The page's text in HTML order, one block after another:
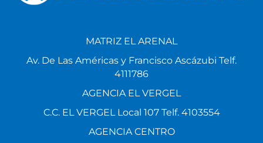
MATRIZ EL ARENAL
Av. De Las Américas y Francisco Ascázubi Telf.
4111786
AGENCIA EL VERGEL
C.C. EL VERGEL Local 107 Telf. 4103554
AGENCIA CENTRO